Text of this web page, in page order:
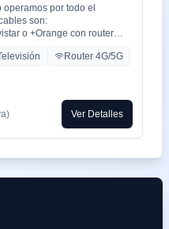
por todo el
son:
o +Orange con router
Orange, Yoigo y Movistar
la plataformas de cine y
Prime, Apple TV, Disney+
alarmas de la marca ADT
de problemas que es
Router 4G/5G
Ver Detalles